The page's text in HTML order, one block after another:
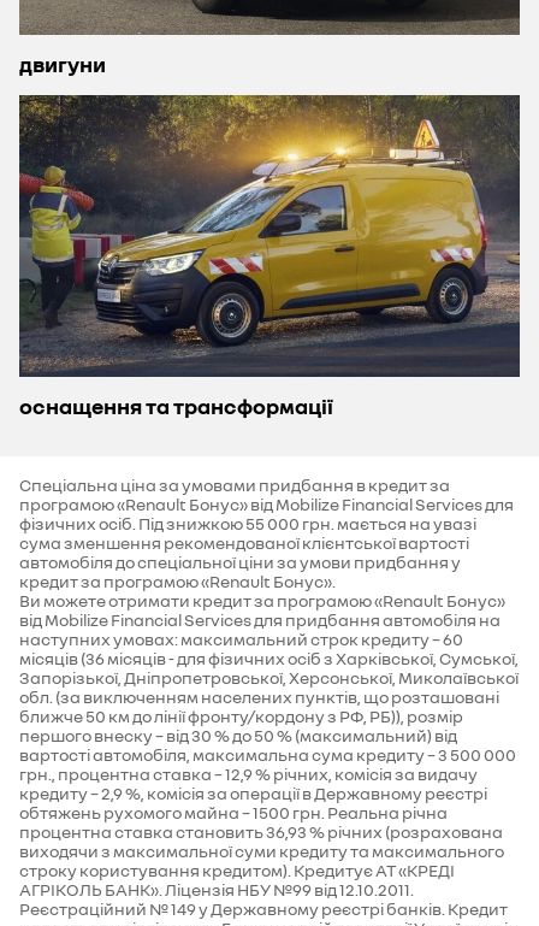
двигуни
оснащення та трансформації
Спеціальна ціна за умовами придбання в кредит за
програмою «Renault Бонус» від Mobilize Financial Services для
фізичних осіб. Під знижкою 55 000 грн. мається на увазі
сума зменшення рекомендованої клієнтської вартості
автомобіля до спеціальної ціни за умови придбання у
кредит за програмою «Renault Бонус».
Ви можете отримати кредит за програмою «Renault Бонус»
від Mobilize Financial Services для придбання автомобіля на
наступних умовах: максимальний строк кредиту – 60
місяців (36 місяців - для фізичних осіб з Харківської, Сумської,
Запорізької, Дніпропетровської, Херсонської, Миколаївської
обл. (за виключенням населених пунктів, що розташовані
ближче 50 км до лінії фронту/кордону з РФ, РБ)), розмір
першого внеску – від 30 % до 50 % (максимальний) від
вартості автомобіля, максимальна сума кредиту – 3 500 000
грн., процентна ставка – 12,9 % річних, комісія за видачу
кредиту – 2,9 %, комісія за операції в Державному реєстрі
обтяжень рухомого майна – 1500 грн. Реальна річна
процентна ставка становить 36,93 % річних (розрахована
виходячи з максимальної суми кредиту та максимального
строку користування кредитом). Кредитує АТ «КРЕДІ
АГРІКОЛЬ БАНК». Ліцензія НБУ №99 від 12.10.2011.
Реєстраційний № 149 у Державному реєстрі банків. Кредит